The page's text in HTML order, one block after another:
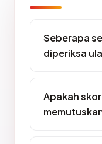
Seberapa
diperiksa
Apakah